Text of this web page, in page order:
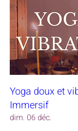
Yoga doux et
Immersif
dim. 06 déc.